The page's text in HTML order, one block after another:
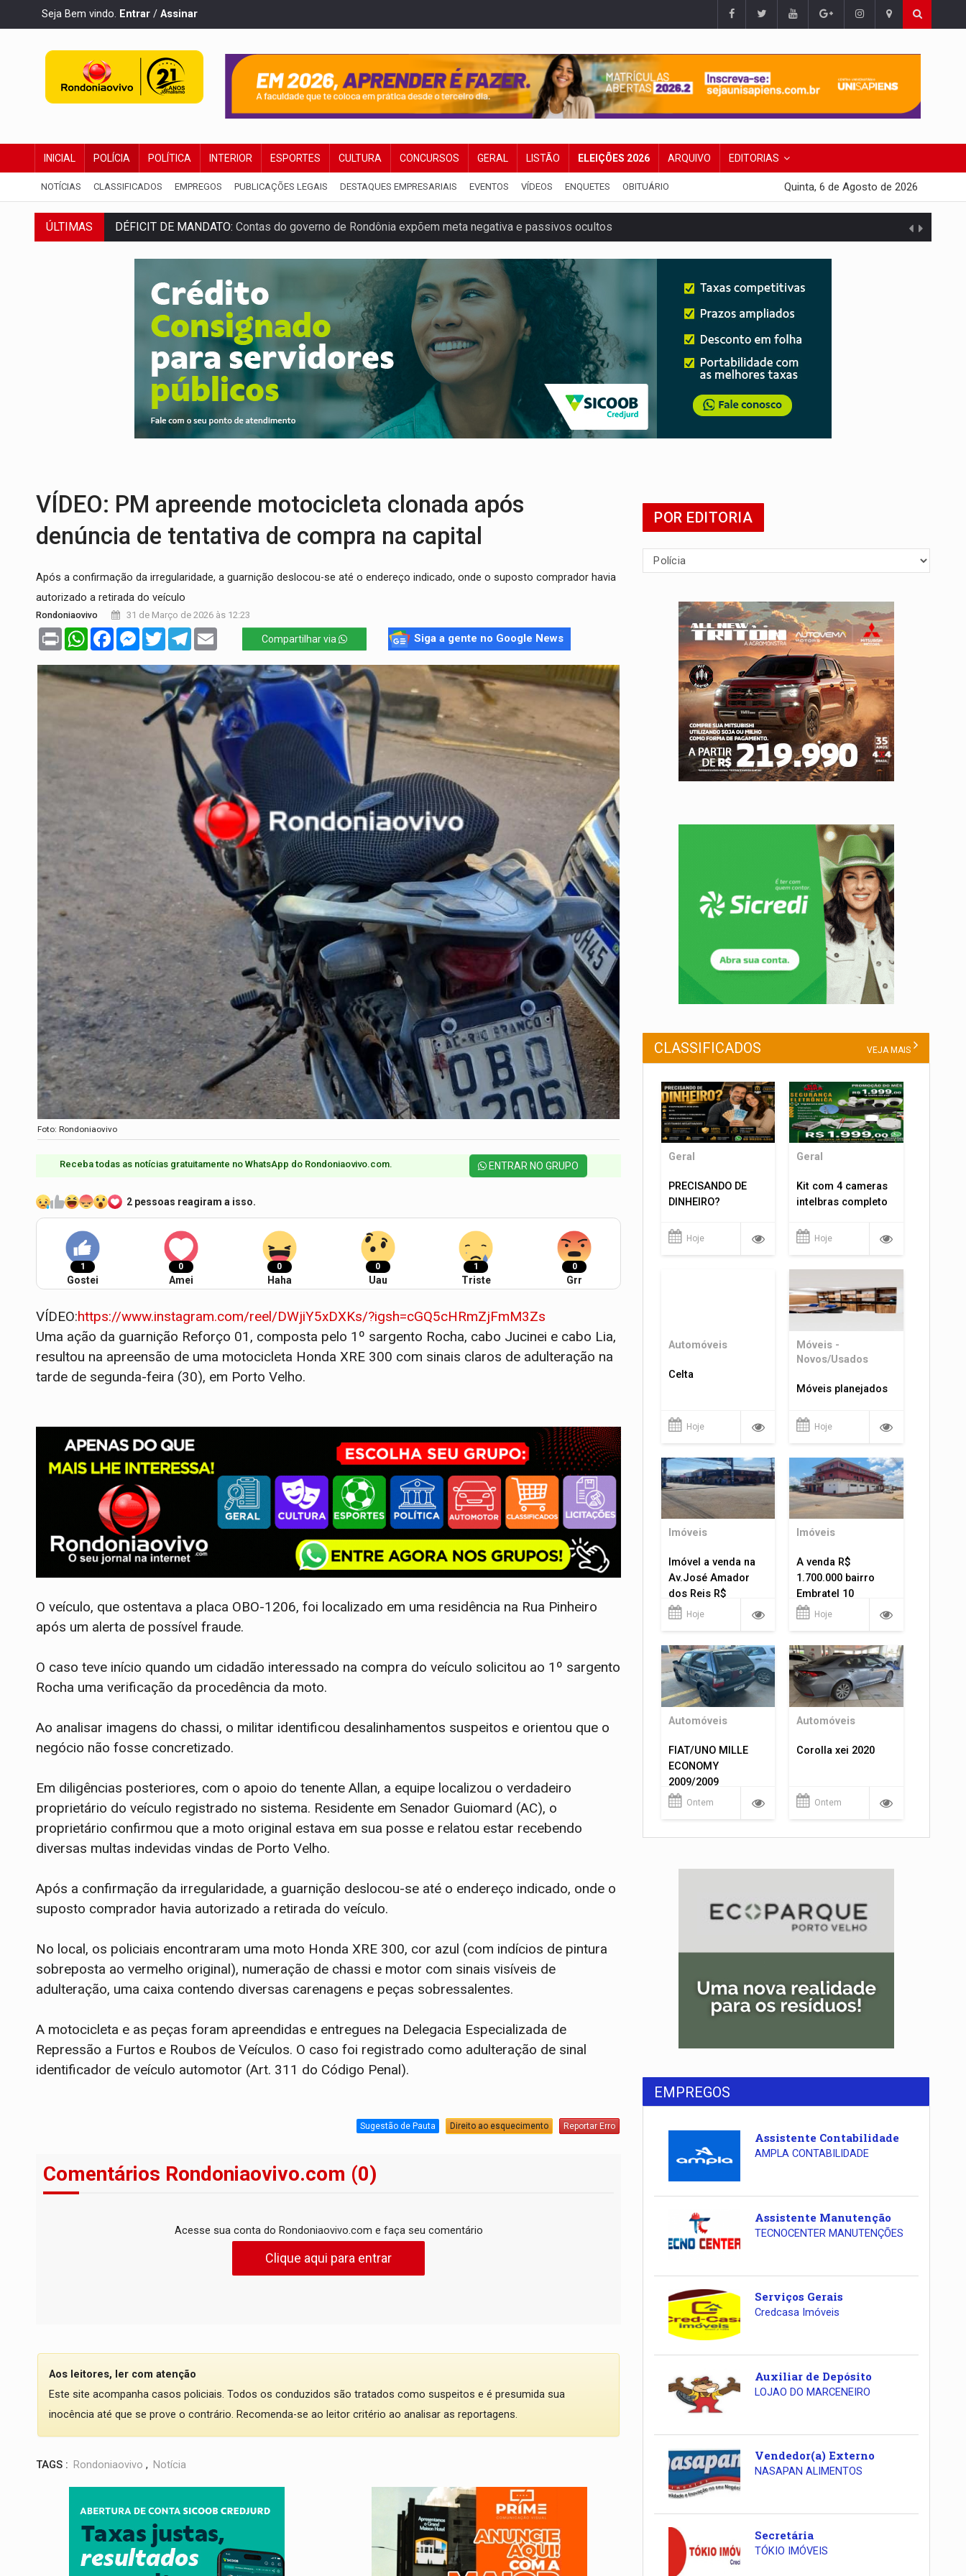
Seja Bem vindo. Entrar / Assinar
INICIAL POLÍCIA POLÍTICA INTERIOR ESPORTES CULTURA CONCURSOS GERAL LISTÃO ELEIÇÕES 2026 ARQUIVO EDITORIAS
NOTÍCIAS CLASSIFICADOS EMPREGOS PUBLICAÇÕES LEGAIS DESTAQUES EMPRESARIAIS EVENTOS VÍDEOS ENQUETES OBITUÁRIO Quinta, 6 de Agosto de 2026
ÚLTIMAS
DÉFICIT DE MANDATO:Contas do governo de Rondônia expõem meta negativa e passivos ocultos
CREDIBILIDADE:Superintendentes da PF defendem independência e apoio à direção nacional
Chapa vitaminada pode alcançar larga e boa vantagem para deputados
SÃO PAULO:PM abre concurso público com 2.000 vagas para aluno-soldado
CINEAMAZÔNIA:Filmes rondonienses provocam debate sobre temas urgentes entre estudantes
Publicação Legal:AVISO DE LICITAÇÃO: PREGÃO ELETRÔNICO Nº 90136/2026/SUPEL/RO
RUA DAS PENHAS: MPRO promove intervenção artística pelos direitos das mulheres
PEDIDO DE PROVIDÊNCIA:Erosão ameaça acesso a bairros às margens do rio Madeira em PVH
VÍDEO: PM apreende motocicleta clonada após
denúncia de tentativa de compra na capital
​Após a confirmação da irregularidade, a guarnição deslocou-se até o endereço indicado, onde o suposto comprador havia
autorizado a retirada do veículo
Rondoniaovivo 31 de Março de 2026 às 12:23
Print WhatsAppFacebookMessenger
TwitterTelegram Compartilhar via Siga a gente no Google News
Foto: Rondoniaovivo
Receba todas as notícias gratuitamente no WhatsApp do Rondoniaovivo.com.​ ENTRAR NO GRUPO
2 pessoas reagiram a isso.
1
Gostei
0
Amei
0
Haha
0
Uau
1
Triste
0
Grr
VÍDEO:https://www.instagram.com/reel/DWjiY5xDXKs/?igsh=cGQ5cHRmZjFmM3Zs
​Uma ação da guarnição Reforço 01, composta pelo 1º sargento Rocha, cabo Jucinei e cabo Lia,
resultou na apreensão de uma motocicleta Honda XRE 300 com sinais claros de adulteração na
tarde de segunda-feira (30), em Porto Velho.
O veículo, que ostentava a placa OBO-1206, foi localizado em uma residência na Rua Pinheiro
após um alerta de possível fraude.
​O caso teve início quando um cidadão interessado na compra do veículo solicitou ao 1º sargento
Rocha uma verificação da procedência da moto.
Ao analisar imagens do chassi, o militar identificou desalinhamentos suspeitos e orientou que o
negócio não fosse concretizado.
​Em diligências posteriores, com o apoio do tenente Allan, a equipe localizou o verdadeiro
proprietário do veículo registrado no sistema. Residente em Senador Guiomard (AC), o
proprietário confirmou que a moto original estava em sua posse e relatou estar recebendo
diversas multas indevidas vindas de Porto Velho.
​Após a confirmação da irregularidade, a guarnição deslocou-se até o endereço indicado, onde o
suposto comprador havia autorizado a retirada do veículo.
No local, os policiais encontraram uma moto Honda XRE 300, cor azul (com indícios de pintura
sobreposta ao vermelho original), numeração de chassi e motor com sinais visíveis de
adulteração, uma caixa contendo diversas carenagens e peças sobressalentes.
​A motocicleta e as peças foram apreendidas e entregues na Delegacia Especializada de
Repressão a Furtos e Roubos de Veículos. O caso foi registrado como adulteração de sinal
identificador de veículo automotor (Art. 311 do Código Penal).
Sugestão de Pauta Direito ao esquecimento Reportar Erro
Comentários Rondoniaovivo.com (0)
Acesse sua conta do Rondoniaovivo.com e faça seu comentário
Clique aqui para entrar
Aos leitores, ler com atenção
Este site acompanha casos policiais. Todos os conduzidos são tratados como suspeitos e é presumida sua
inocência até que se prove o contrário. Recomenda-se ao leitor critério ao analisar as reportagens.
TAGS : Rondoniaovivo , Notícia
POR EDITORIA
CLASSIFICADOS VEJA MAIS
Geral
PRECISANDO DE
DINHEIRO?
Hoje
Geral
Kit com 4 cameras
intelbras completo
Hoje
Automóveis
Celta
Hoje
Móveis -
Novos/Usados
Móveis planejados
Hoje
Imóveis
Imóvel a venda na
Av.José Amador
dos Reis R$
1.400.000
Hoje
Imóveis
A venda R$
1.700.000 bairro
Embratel 10
apartamentos!
Hoje
Automóveis
FIAT/UNO MILLE
ECONOMY
2009/2009
Ontem
Automóveis
Corolla xei 2020
Ontem
EMPREGOS
Assistente Contabilidade
AMPLA CONTABILIDADE
Assistente Manutenção
TECNOCENTER MANUTENÇÕES
Serviços Gerais
Credcasa Imóveis
Auxiliar de Depósito
LOJAO DO MARCENEIRO
Vendedor(a) Externo
NASAPAN ALIMENTOS
Secretária
TÓKIO IMÓVEIS